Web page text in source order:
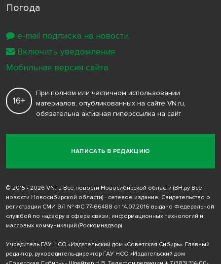
Погода
НАПИСАТЬ В РЕДАКЦИЮ
16+
При полном или частичном использовании
материалов, опубликованных на сайте VN.ru,
обязательна активная гиперссылка на сайт
© 2015 - 2026 VN.ru Все новости Новосибирской области (ВН.ру Все
новости Новосибирской области) - сетевое издание. Свидетельство о
регистрации СМИ ЭЛ № ФС 77-66488 от 14.07.2016 выдано Федеральной
службой по надзору в сфере связи, информационных технологий и
массовых коммуникаций (Роскомнадзор)
Учредитель ГАУ НСО «Издательский дом «Советская Сибирь». Главный
редактор, руководитель-директор ГАУ НСО «Издательский дом
e-mail подписка на новости
Включить уведомления
Мобильная версия сайта